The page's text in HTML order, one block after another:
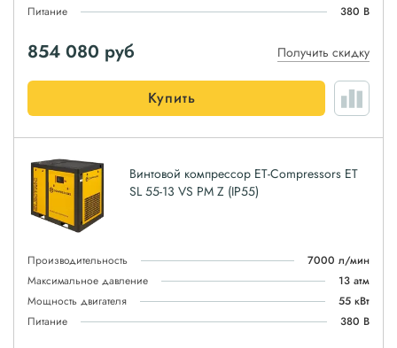
Питание
380 В
854 080 руб Получить скидку
Купить
Винтовой компрессор ET-Compressors ET
SL 55-13 VS PM Z (IP55)
Производительность
7000 л/мин
Максимальное давление
13 атм
Мощность двигателя
55 кВт
Питание
380 В